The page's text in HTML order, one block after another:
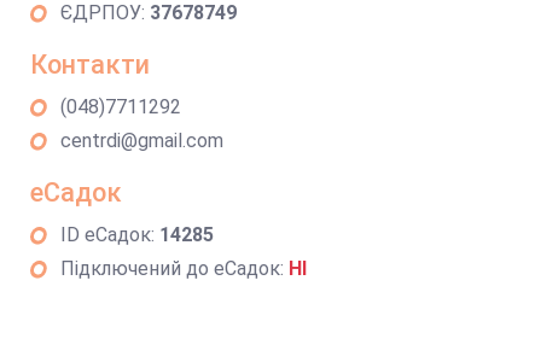
ЄДРПОУ: 37678749
Контакти
(048)7711292
centrdi@gmail.com
еСадок
ID еСадок: 14285
Підключений до еСадок: НІ